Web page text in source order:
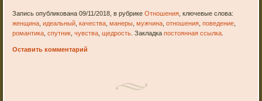
Запись опубликована 09/11/2018, в рубрикеОтношения , ключевые слова:
женщина ,идеальный ,качества ,манеры ,мужчина ,отношения ,поведение
романтика ,спутник ,чувства ,щедрость . Закладкапостоянная ссылка
Оставить комментарий